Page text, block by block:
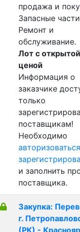
продажа и
Запасные
Ремонт и
обслуживание.
Лот с открытой
ценой
Информация о
заказчике
только
поставщикам!
Необходимо
авторизоваться
и заполнить
поставщика.
Закупка:
г.
(РК) -